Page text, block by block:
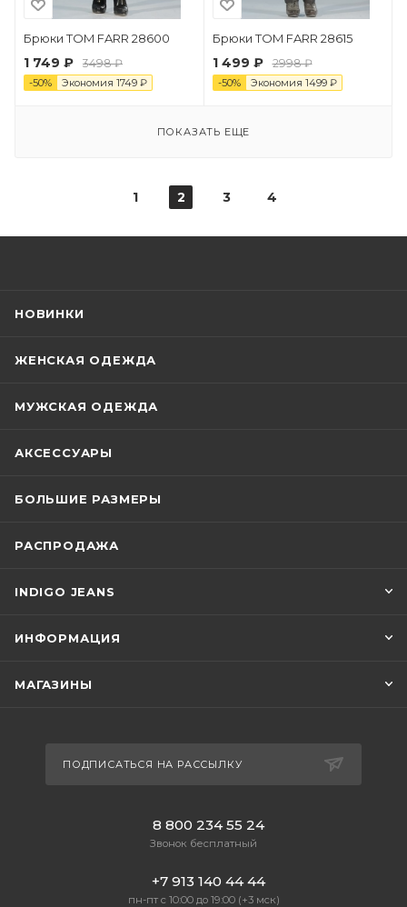
Брюки TOM FARR 28600
1 749 ₽ 3498 ₽
-50% Экономия 1749 ₽
Брюки TOM FARR 28615
1 499 ₽ 2998 ₽
-50% Экономия 1499₽
ПОКАЗАТЬ ЕЩЕ
1 2 3 4
НОВИНКИ
ЖЕНСКАЯ ОДЕЖДА
МУЖСКАЯ ОДЕЖДА
АКСЕССУАРЫ
БОЛЬШИЕ РАЗМЕРЫ
РАСПРОДАЖА
INDIGO JEANS
ИНФОРМАЦИЯ
МАГАЗИНЫ
ПОДПИСАТЬСЯ НА РАССЫЛКУ
8 800 234 55 24
Звонок бесплатный
+7 913 140 44 44
пн-пт с 10:00 до 19:00 (+3 мск)